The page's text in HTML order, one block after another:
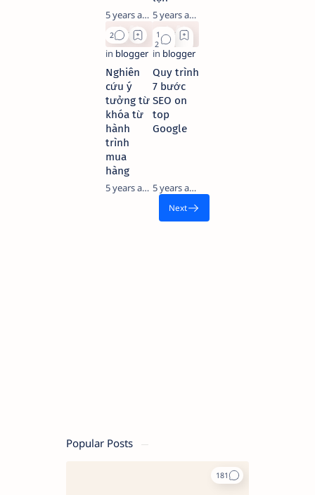
5 years ago
5 years ago
Nghiên
cứu ý
tưởng từ
khóa từ
hành
trình
mua
hàng
5 years ago
Quy trình
7 bước
SEO on
top
Google
5 years ago
Popular Posts